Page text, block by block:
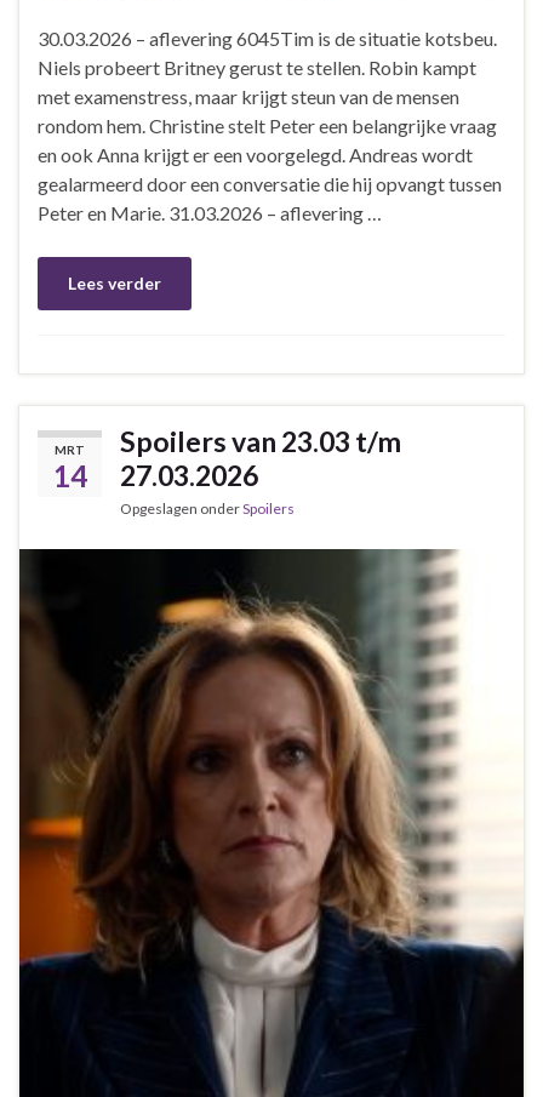
30.03.2026 – aflevering 6045Tim is de situatie kotsbeu.
Niels probeert Britney gerust te stellen. Robin kampt
met examenstress, maar krijgt steun van de mensen
rondom hem. Christine stelt Peter een belangrijke vraag
en ook Anna krijgt er een voorgelegd. Andreas wordt
gealarmeerd door een conversatie die hij opvangt tussen
Peter en Marie. 31.03.2026 – aflevering …
Lees verder
MRT
14
Spoilers van 23.03 t/m
27.03.2026
Opgeslagen onderSpoilers